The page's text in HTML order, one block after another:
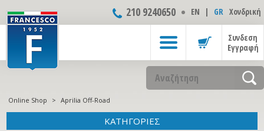
210 9240650 ΕΝ | GR Χονδρική
Συνδεση
Εγγραφή
Online Shop > Aprilia Off-Road
ΚΑΤΗΓΟΡΙΕΣ